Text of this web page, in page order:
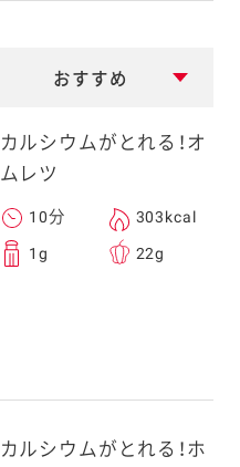
おすすめ
カルシウムがとれる！オ
ムレツ
10分 303kcal
1g 22g
カルシウムがとれる！ホ